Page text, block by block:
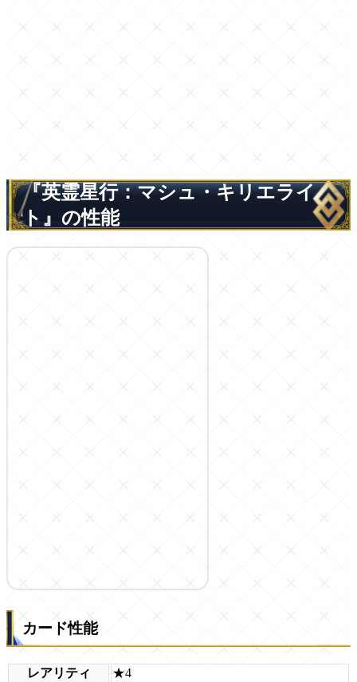
『英霊星行：マシュ・キリエライ
ト』の性能
カード性能
レアリティ ★4